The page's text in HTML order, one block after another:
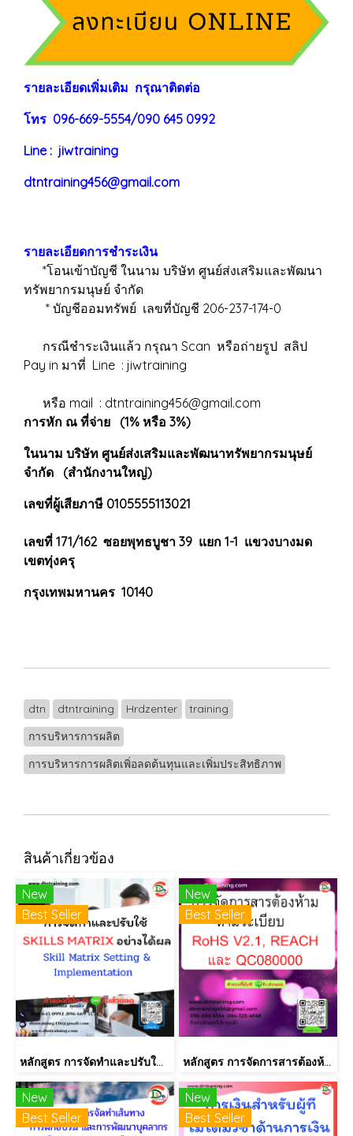
รายละเอียดเพิ่มเติม กรุณาติดต่อ
โทร 096-669-5554/090 645 0992
Line : jiwtraining
dtntraining456@gmail.com
รายละเอียดการชำระเงิน
*โอนเข้าบัญชี ในนาม บริษัท ศูนย์ส่งเสริมและพัฒนา
ทรัพยากรมนุษย์ จำกัด
* บัญชีออมทรัพย์ เลขที่บัญชี 206-237-174-0
กรณีชำระเงินแล้ว กรุณา Scan หรือถ่ายรูป สลิป
Pay in มาที่ Line : jiwtraining
หรือ mail : dtntraining456@gmail.com
การหัก ณ ที่จ่าย (1% หรือ 3%)
ในนาม บริษัท ศูนย์ส่งเสริมและพัฒนาทรัพยากรมนุษย์
จำกัด (สำนักงานใหญ่)
เลขที่ผู้เสียภาษี 0105555113021
เลขที่ 171/162 ซอยพุทธบูชา 39 แยก 1-1 แขวงบางมด
เขตทุ่งครุ
กรุงเทพมหานคร 10140
dtn dtntraining Hrdzenter
training
การบริหารการผลิต
การบริหารการผลิตเพิ่อลดต้นทุนและเพิ่มประสิทธิภาพ
สินค้าเกี่ยวข้อง
New
Best Seller
หลักสูตร การจัดทำและปรับใช้ SKILLS MATRIX อย่างได้ผล Skill Matrix Setting & Implementation
New
Best Seller
หลักสูตร การจัดการสารต้องห้ามตามระเบียบ RoHS V2.1, REACH และ QC080000
New
Best Seller
New
Best Seller